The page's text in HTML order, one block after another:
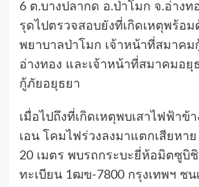
6 ต.บางปลากด อ.ป่าโมก จ.อ่างท
รุดไปตรวจสอบยังที่เกิดเหตุพร้อ
พยาบาลป่าโมก เจ้าหน้าที่สมาคม
อ่างทอง และเจ้าหน้าที่สมาคมอยุ
กู้ภัยอยุธยา
เมื่อไปถึงที่เกิดเหตุพบเสาไฟฟ้าข้
เอน โคมไฟร่วงลงมาแตกเสียหา
20 เมตร พบรถกระบะยี่ห้อมิตซูบิ
ทะเบียน 1ฒข-7800 กรุงเทพฯ ช